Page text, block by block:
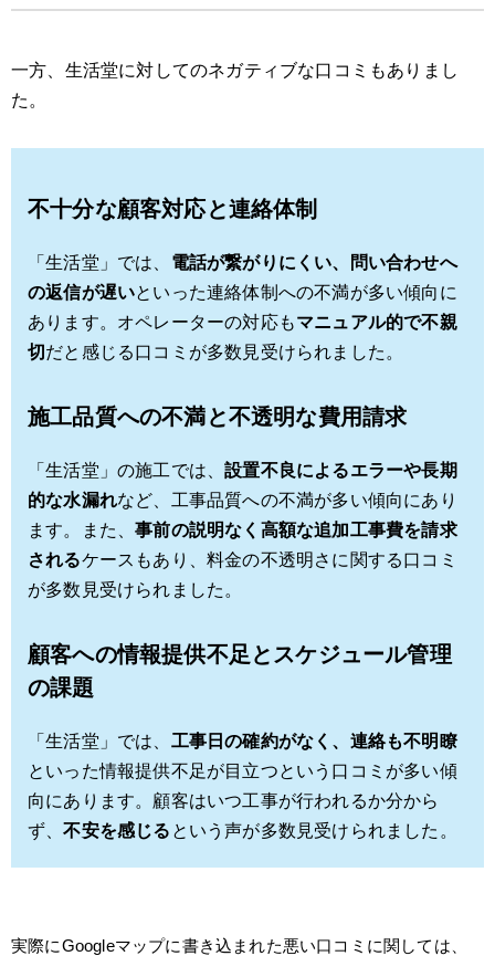
一方、生活堂に対してのネガティブな口コミもありまし
た。
不十分な顧客対応と連絡体制
「生活堂」では、 電話が繋がりにくい、問い合わせへ
の返信が遅いといった連絡体制への不満が多い傾向に
あります。オペレーターの対応もマニュアル的で不親
切だと感じる口コミが多数見受けられました。
施工品質への不満と不透明な費用請求
「生活堂」の施工では、設置不良によるエラーや長期
的な水漏れなど、工事品質への不満が多い傾向にあり
ます。また、事前の説明なく高額な追加工事費を請求
されるケースもあり、料金の不透明さに関する口コミ
が多数見受けられました。
顧客への情報提供不足とスケジュール管理
の課題
「生活堂」では、 工事日の確約がなく、連絡も不明瞭
といった情報提供不足が目立つという口コミが多い傾
向にあります。顧客はいつ工事が行われるか分から
ず、不安を感じる という声が多数見受けられました。
実際にGoogleマップに書き込まれた悪い口コミに関しては、